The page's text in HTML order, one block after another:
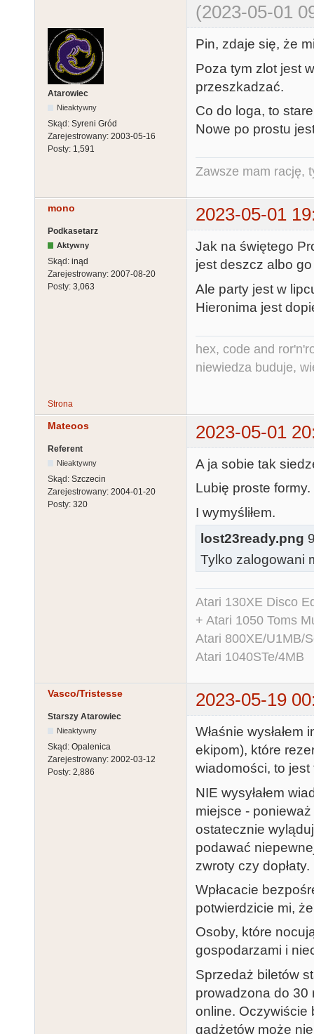
(2023-05-01
Atarowiec
Nieaktywny
Skąd: Syreni Gród
Zarejestrowany: 2003-05-16
Posty: 1,591
Pin, zdaje się, że
Poza tym zlot jest
przeszkadzać.
Co do loga, to
Nowe po prostu
Zawsze mam rację,
mono 2023-05-01
Podkasetarz
Aktywny
Skąd: inąd
Zarejestrowany: 2007-08-20
Posty: 3,063
Jak na świętego
jest deszcz albo
Ale party jest w
Hieronima jest
hex, code and
niewiedza buduje,
Strona
Mateoos 2023-05-01
Referent
Nieaktywny
Skąd: Szczecin
Zarejestrowany: 2004-01-20
Posty: 320
A ja sobie tak
Lubię proste
I wymyśliłem.
lost23ready.png
Tylko zalogowani
Atari 130XE Disco
+ Atari 1050 Toms
Atari 800XE/U1MB/
Atari 1040STe/4MB
Vasco/Tristesse 2023-05-19
Starszy Atarowiec
Nieaktywny
Skąd: Opalenica
Zarejestrowany: 2002-03-12
Posty: 2,886
Właśnie
ekipom), które
wiadomości, to
NIE wysyłałem
miejsce -
ostatecznie
podawać
zwroty czy
Wpłacacie
potwierdzicie mi,
Osoby, które
gospodarzami i
Sprzedaż biletów
prowadzona do 30
online. Oczywiście
gadżetów może